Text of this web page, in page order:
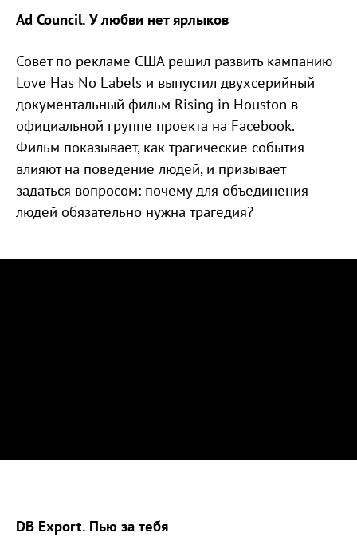
Ad Council. У любви нет ярлыков
Совет по рекламе США решил развить кампанию
Love Has No Labels и выпустил двухсерийный
документальный фильм Rising in Houston в
официальной группе проекта на Facebook.
Фильм показывает, как трагические события
влияют на поведение людей, и призывает
задаться вопросом: почему для объединения
людей обязательно нужна трагедия?
DB Export. Пью за тебя